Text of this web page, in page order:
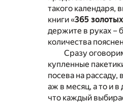
такого календаря,
книги «365
держите в руках –
количества
Сразу
купленные
посева на
аж в месяц, а то и в
что каждый